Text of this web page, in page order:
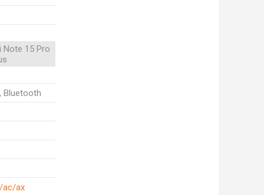
Note 15 Pro
Bluetooth
ac/ax